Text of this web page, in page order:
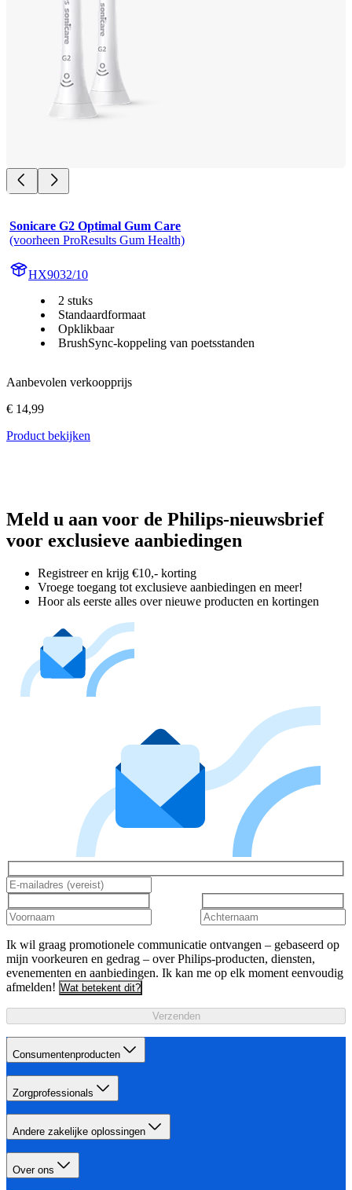
Sonicare G2 Optimal Gum Care
(voorheen ProResults Gum Health)
HX9032/10
2 stuks
Standaardformaat
Opklikbaar
BrushSync-koppeling van poetsstanden
Aanbevolen verkoopprijs
€ 14,99
Product bekijken
Meld u aan voor de Philips-nieuwsbrief
voor exclusieve aanbiedingen
Registreer en krijg €10,- korting
Vroege toegang tot exclusieve aanbiedingen en meer!
Hoor als eerste alles over nieuwe producten en kortingen
Ik wil graag promotionele communicatie ontvangen – gebaseerd op
mijn voorkeuren en gedrag – over Philips-producten, diensten,
evenementen en aanbiedingen. Ik kan me op elk moment eenvoudig
afmelden! Wat betekent dit?
Verzenden
Consumentenproducten
Zorgprofessionals
Andere zakelijke oplossingen
Over ons